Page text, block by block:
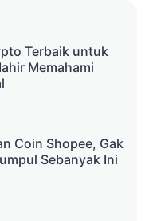
Terbaik untuk
Memahami
Coin Shopee, Gak
Sebanyak Ini